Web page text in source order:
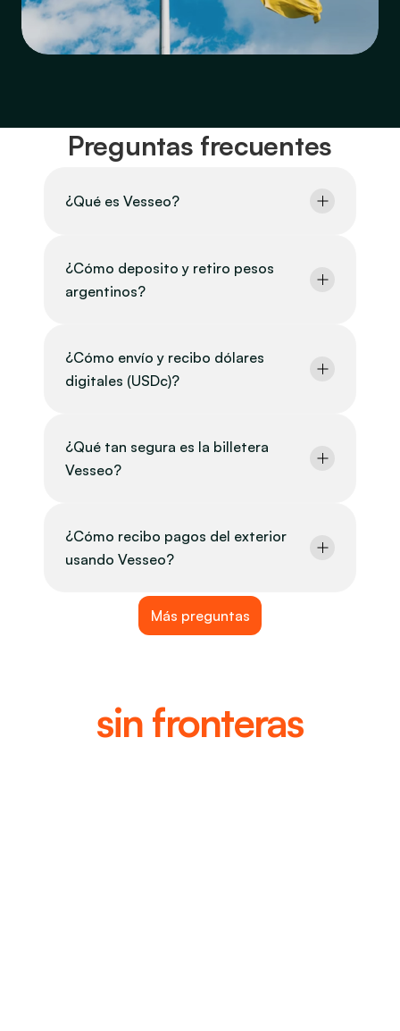
Preguntas frecuentes
¿Qué es Vesseo?
¿Cómo deposito y retiro pesos
argentinos?
¿Cómo envío y recibo dólares
digitales (USDc)?
¿Qué tan segura es la billetera
Vesseo?
¿Cómo recibo pagos del exterior
usando Vesseo?
Más preguntas
sin fronteras